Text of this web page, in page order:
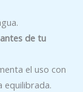
de tu
el uso con
equilibrada.